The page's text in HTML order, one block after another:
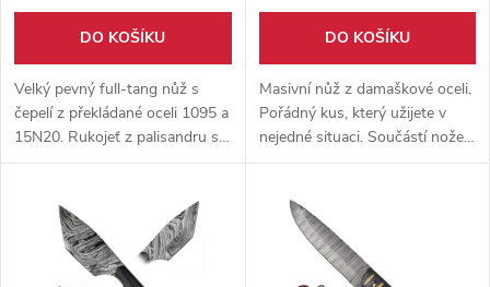
DO KOŠÍKU
Velký pevný full-tang nůž s
čepelí z překládané oceli 1095 a
15N20. Rukojeť z palisandru s
vygravírovanými vikingskými
pouzdrem s možností nošení
na opasku.
DO KOŠÍKU
Masivní nůž z damaškové oceli.
Pořádný kus, který užijete v
nejedné situaci. Součástí nože
je pevné, kožené pouzdro s